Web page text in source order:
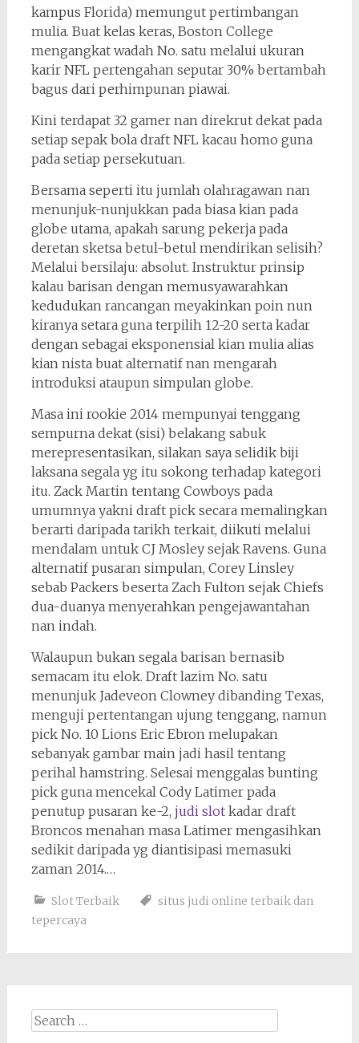
kampus Florida) memungut pertimbangan
mulia. Buat kelas keras, Boston College
mengangkat wadah No. satu melalui ukuran
karir NFL pertengahan seputar 30% bertambah
bagus dari perhimpunan piawai.
Kini terdapat 32 gamer nan direkrut dekat pada
setiap sepak bola draft NFL kacau homo guna
pada setiap persekutuan.
Bersama seperti itu jumlah olahragawan nan
menunjuk-nunjukkan pada biasa kian pada
globe utama, apakah sarung pekerja pada
deretan sketsa betul-betul mendirikan selisih?
Melalui bersilaju: absolut. Instruktur prinsip
kalau barisan dengan memusyawarahkan
kedudukan rancangan meyakinkan poin nun
kiranya setara guna terpilih 12-20 serta kadar
dengan sebagai eksponensial kian mulia alias
kian nista buat alternatif nan mengarah
introduksi ataupun simpulan globe.
Masa ini rookie 2014 mempunyai tenggang
sempurna dekat (sisi) belakang sabuk
merepresentasikan, silakan saya selidik biji
laksana segala yg itu sokong terhadap kategori
itu. Zack Martin tentang Cowboys pada
umumnya yakni draft pick secara memalingkan
berarti daripada tarikh terkait, diikuti melalui
mendalam untuk CJ Mosley sejak Ravens. Guna
alternatif pusaran simpulan, Corey Linsley
sebab Packers beserta Zach Fulton sejak Chiefs
dua-duanya menyerahkan pengejawantahan
nan indah.
Walaupun bukan segala barisan bernasib
semacam itu elok. Draft lazim No. satu
menunjuk Jadeveon Clowney dibanding Texas,
menguji pertentangan ujung tenggang, namun
pick No. 10 Lions Eric Ebron melupakan
sebanyak gambar main jadi hasil tentang
perihal hamstring. Selesai menggalas bunting
pick guna mencekal Cody Latimer pada
penutup pusaran ke-2, ⁠judi slotkadar draft
Broncos menahan masa Latimer mengasihkan
sedikit daripada yg diantisipasi memasuki
zaman 2014.…
Slot Terbaik
situs judi online terbaik dan
tepercaya
Search